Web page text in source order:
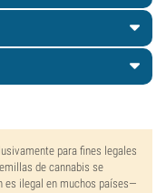
para fines legales
de cannabis se
es ilegal en muchos países—